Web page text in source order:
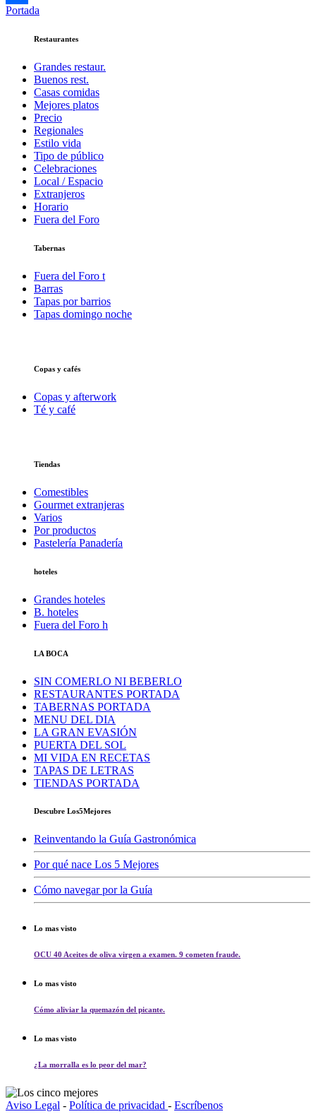
Compartir
Portada
Restaurantes
Grandes restaur.
Buenos rest.
Casas comidas
Mejores platos
Precio
Regionales
Estilo vida
Tipo de público
Celebraciones
Local / Espacio
Extranjeros
Horario
Fuera del Foro
Tabernas
Fuera del Foro t
Barras
Tapas por barrios
Tapas domingo noche
Copas y cafés
Copas y afterwork
Té y café
Tiendas
Comestibles
Gourmet extranjeras
Varios
Por productos
Pastelería Panadería
hoteles
Grandes hoteles
B. hoteles
Fuera del Foro h
LA BOCA
SIN COMERLO NI BEBERLO
RESTAURANTES PORTADA
TABERNAS PORTADA
MENU DEL DIA
LA GRAN EVASIÓN
PUERTA DEL SOL
MI VIDA EN RECETAS
TAPAS DE LETRAS
TIENDAS PORTADA
Descubre Los5Mejores
Reinventando la Guía Gastronómica
Por qué nace Los 5 Mejores
Cómo navegar por la Guía
Lo mas visto
OCU 40 Aceites de oliva virgen a examen. 9 cometen fraude.
Lo mas visto
Cómo aliviar la quemazón del picante.
Lo mas visto
¿La morralla es lo peor del mar?
Aviso Legal - Política de privacidad - Escríbenos